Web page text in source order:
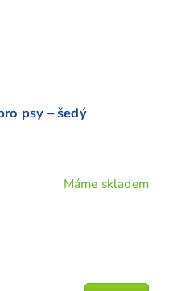
psy – šedý
Máme skladem